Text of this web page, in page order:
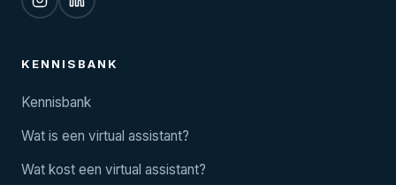
KENNISBANK
Kennisbank
Wat is een virtual assistant?
Wat kost een virtual assistant?